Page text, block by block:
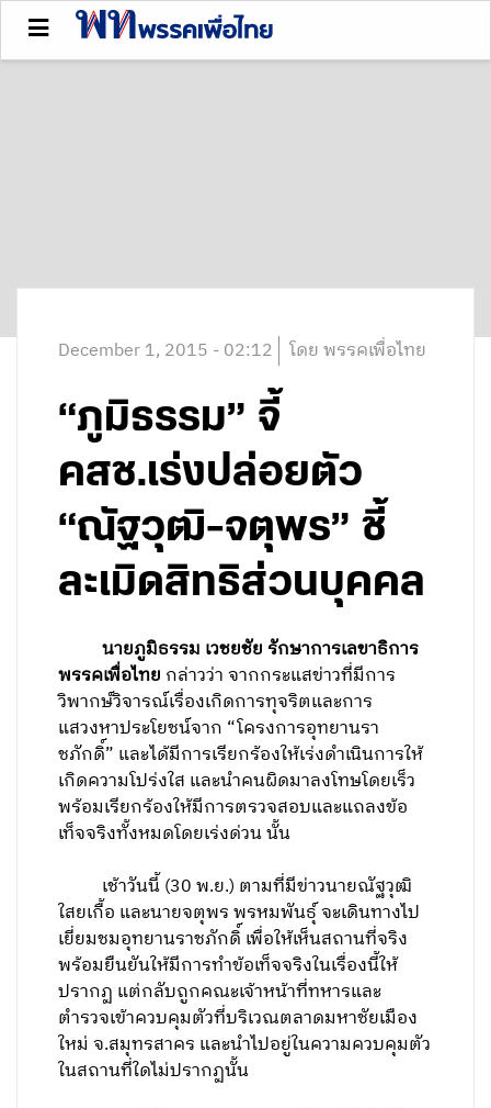
December 1, 2015 - 02:12 โดย พรรคเพื่อไทย
“ภูมิธรรม” จี้
คสช.เร่งปล่อยตัว
“ณัฐวุฒิ-จตุพร” ชี้
ละเมิดสิทธิส่วนบุคคล
นายภูมิธรรม เวชยชัย รักษาการเลขาธิการ
พรรคเพื่อไทย กล่าวว่า จากกระแสข่าวที่มีการ
วิพากษ์วิจารณ์เรื่องเกิดการทุจริตและการ
แสวงหาประโยชน์จาก “โครงการอุทยานรา
ชภักดิ์” และได้มีการเรียกร้องให้เร่งดำเนินการให้
เกิดความโปร่งใส และนำคนผิดมาลงโทษโดยเร็ว
พร้อมเรียกร้องให้มีการตรวจสอบและแถลงข้อ
เท็จจริงทั้งหมดโดยเร่งด่วน นั้น
เช้าวันนี้ (30 พ.ย.) ตามที่มีข่าวนายณัฐวุฒิ
ใสยเกื้อ และนายจตุพร พรหมพันธุ์ จะเดินทางไป
เยี่ยมชมอุทยานราชภักดิ์ เพื่อให้เห็นสถานที่จริง
พร้อมยืนยันให้มีการทำข้อเท็จจริงในเรื่องนี้ให้
ปรากฏ แต่กลับถูกคณะเจ้าหน้าที่ทหารและ
ตำรวจเข้าควบคุมตัวที่บริเวณตลาดมหาชัยเมือง
ใหม่ จ.สมุทรสาคร และนำไปอยู่ในความควบคุมตัว
ในสถานที่ใดไม่ปรากฏนั้น